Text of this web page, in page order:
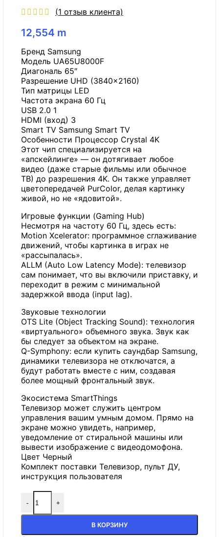
(1 отзыв клиента)
12,554 m
Бренд Samsung
Модель UA65U8000F
Диагональ 65″
Разрешение UHD (3840×2160)
Тип матрицы LED
Частота экрана 60 Гц
USB 2.0 1
HDMI (вход) 3
Smart TV Samsung Smart TV
Особенности Процессор Crystal 4K
Этот чип специализируется на
«апскейлинге» — он дотягивает любое
видео (даже старые фильмы или обычное
ТВ) до разрешения 4K. Он также управляет
цветопередачей PurColor, делая картинку
живой, но не «ядовитой».
Игровые функции (Gaming Hub)
Несмотря на частоту 60 Гц, здесь есть:
Motion Xcelerator: программное сглаживание
движений, чтобы картинка в играх не
«рассыпалась».
ALLM (Auto Low Latency Mode): телевизор
сам понимает, что вы включили приставку, и
переходит в режим с минимальной
задержкой ввода (input lag).
Звуковые технологии
OTS Lite (Object Tracking Sound): технология
«виртуального» объемного звука. Звук как
бы следует за объектом на экране.
Q-Symphony: если купить саундбар Samsung,
динамики телевизора не отключатся, а
будут работать вместе с ним, создавая
более мощный фронтальный звук.
Экосистема SmartThings
Телевизор может служить центром
управления вашим умным домом. Прямо на
экране можно увидеть, например,
уведомление от стиральной машины или
вывести изображение с видеодомофона.
Цвет Черный
Комплект поставки Телевизор, пульт ДУ,
инструкция пользователя
- +
В КОРЗИНУ